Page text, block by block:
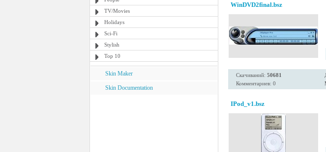
TV/Movies
Holidays
Sci-Fi
Stylish
Top 10
Skin Maker
Skin Documentation
WinDVD2final.bsz
Скачиваний: 50681
Комментариев: 0
IPod_v1.bsz